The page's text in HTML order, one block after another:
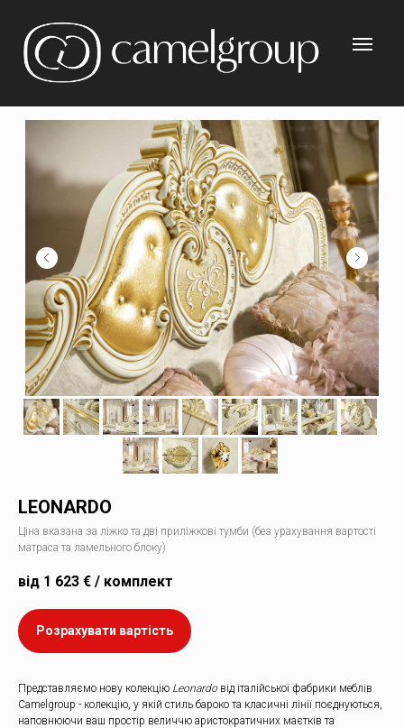
LEONARDO
Ціна вказана за ліжко та дві приліжкові тумби (без урахування вартості
матраса та ламельного блоку)
від 1 623 € / комплект
Розрахувати вартість
Представляємо нову колекцію Leonardo від італійської фабрики меблів
Camelgroup - колекцію, у якій стиль бароко та класичні лінії поєднуються,
наповнюючи ваш простір величчю аристократичних маєтків та